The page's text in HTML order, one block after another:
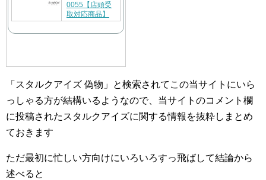
0055【店頭受
取対応商品】
「スタルクアイズ 偽物」と検索されてこの当サイトにいら
っしゃる方が結構いるようなので、当サイトのコメント欄
に投稿されたスタルクアイズに関する情報を抜粋しまとめ
ておきます
ただ最初に忙しい方向けにいろいろすっ飛ばして結論から
述べると